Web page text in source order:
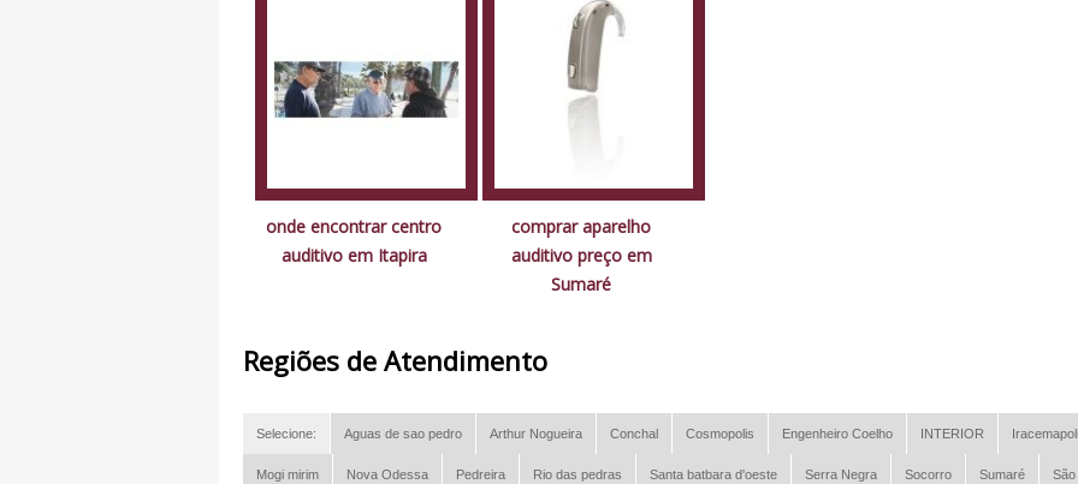
onde encontrar centro
auditivo em Itapira
comprar aparelho
auditivo preço em
Sumaré
Regiões de Atendimento
Selecione: Aguas de sao pedro Arthur Nogueira Conchal Cosmopolis Engenheiro Coelho INTERIOR
Mogi mirim Nova Odessa Pedreira Rio das pedras Santa batbara d'oeste Serra Negra Socorro Sumaré São